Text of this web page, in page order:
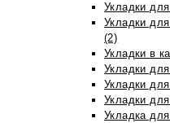
Укладки
Укладки
(2)
Укладки в
Укладки
Укладки
Укладки
Укладка для